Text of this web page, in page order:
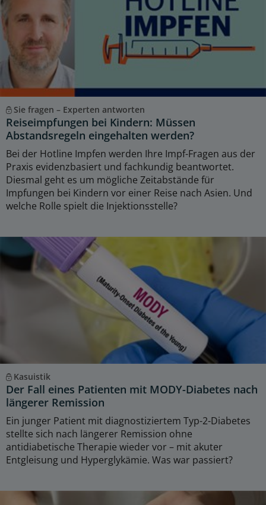
Sie fragen – Experten antworten
Reiseimpfungen bei Kindern: Müssen
Abstandsregeln eingehalten werden?
Bei der Hotline Impfen werden Ihre Impf-Fragen aus der
Praxis evidenzbasiert und fachkundig beantwortet.
Diesmal geht es um mögliche Zeitabstände für
Impfungen bei Kindern vor einer Reise nach Asien. Und
welche Rolle spielt die Injektionsstelle?
Kasuistik
Der Fall eines Patienten mit MODY-Diabetes nach
längerer Remission
Ein junger Patient mit diagnostiziertem Typ-2-Diabetes
stellte sich nach längerer Remission ohne
antidiabetische Therapie wieder vor – mit akuter
Entgleisung und Hyperglykämie. Was war passiert?